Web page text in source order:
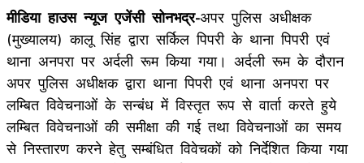
मीडिया हाउस न्यूज एजेंसी सोनभद्र-अपर पुलिस अधीक्षक
(मुख्यालय) कालू सिंह द्वारा सर्किल पिपरी के थाना पिपरी एवं
थाना अनपरा पर अर्दली रूम किया गया। अर्दली रूम के दौरान
अपर पुलिस अधीक्षक द्वारा थाना पिपरी एवं थाना अनपरा पर
लम्बित विवेचनाओं के सन्बंध में विस्तृत रूप से वार्ता करते हुये
लम्बित विवेचनाओं की समीक्षा की गई तथा विवेचनाओं का समय
से निस्तारण करने हेतु सम्बंधित विवेचकों को निर्देशित किया गया